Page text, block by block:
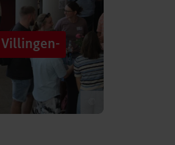
Villingen-
schaffen, mit